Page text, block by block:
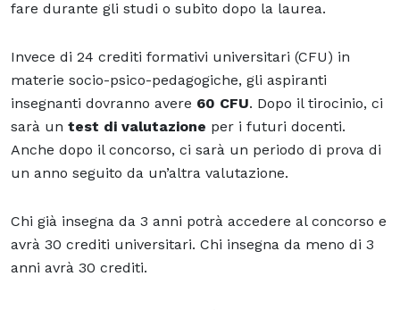
fare durante gli studi o subito dopo la laurea.
Invece di 24 crediti formativi universitari (CFU) in
materie socio-psico-pedagogiche, gli aspiranti
insegnanti dovranno avere 60 CFU. Dopo il tirocinio, ci
sarà un test di valutazione per i futuri docenti.
Anche dopo il concorso, ci sarà un periodo di prova di
un anno seguito da un’altra valutazione.
Chi già insegna da 3 anni potrà accedere al concorso e
avrà 30 crediti universitari. Chi insegna da meno di 3
anni avrà 30 crediti.